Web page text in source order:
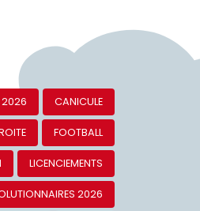
2026 CANICULE
FOOTBALL
LICENCIEMENTS
2026